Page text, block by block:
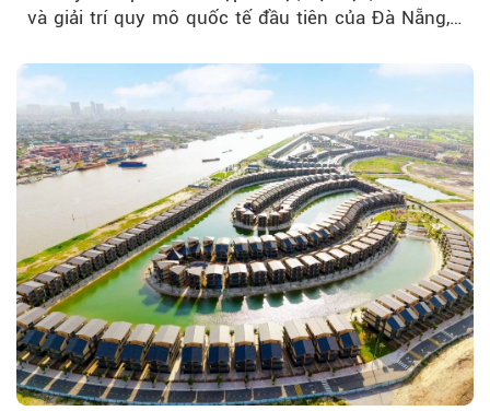
và giải trí quy mô quốc tế đầu tiên của Đà Nẵng,…